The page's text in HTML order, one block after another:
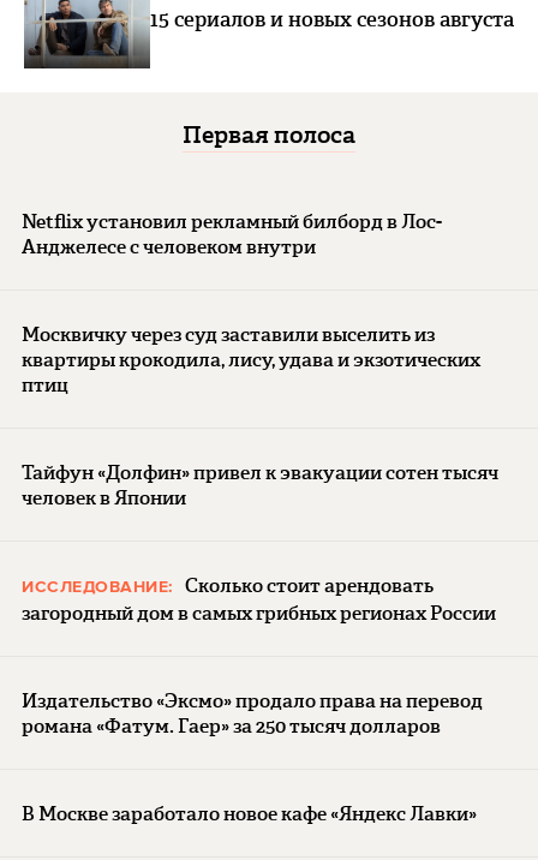
15 сериалов и новых сезонов августа
Первая полоса
Netflix установил рекламный билборд в Лос-
Анджелесе с человеком внутри
Москвичку через суд заставили выселить из
квартиры крокодила, лису, удава и экзотических
птиц
Тайфун «Долфин» привел к эвакуации сотен тысяч
человек в Японии
ИССЛЕДОВАНИЕ:
Сколько стоит арендовать
загородный дом в самых грибных регионах России
Издательство «Эксмо» продало права на перевод
романа «Фатум. Гаер» за 250 тысяч долларов
В Москве заработало новое кафе «Яндекс Лавки»